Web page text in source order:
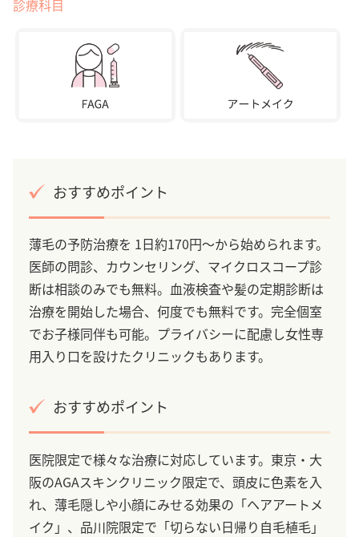
診療科目
おすすめポイント
薄毛の予防治療を 1日約170円～から始められます。
医師の問診、カウンセリング、マイクロスコープ診
断は相談のみでも無料。血液検査や髪の定期診断は
治療を開始した場合、何度でも無料です。完全個室
でお子様同伴も可能。プライバシーに配慮し女性専
用入り口を設けたクリニックもあります。
おすすめポイント
医院限定で様々な治療に対応しています。東京・大
阪のAGAスキンクリニック限定で、頭皮に色素を入
れ、薄毛隠しや小顔にみせる効果の「ヘアアートメ
イク」、品川院限定で「切らない日帰り自毛植毛」